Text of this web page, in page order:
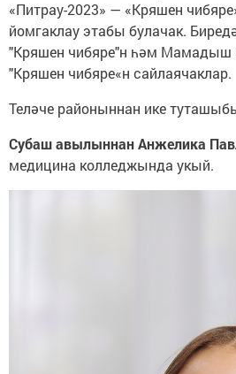
«Питрау-2023» — «Кряшен
йомгаклау этабы булачак.
"Кряшен чибяре"н һәм Мамадыш
"Кряшен чибяре«н сайлаячаклар.
Теләче районыннан ике
Субаш авылыннан Анжелика
медицина колледжында укый.